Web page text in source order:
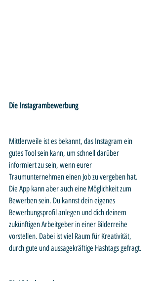
Die Instagrambewerbung
Mittlerweile ist es bekannt, das Instagram ein
gutes Tool sein kann, um schnell darüber
informiert zu sein, wenn eurer
Traumunternehmen einen Job zu vergeben hat.
Die App kann aber auch eine Möglichkeit zum
Bewerben sein. Du kannst dein eigenes
Bewerbungsprofil anlegen und dich deinem
zukünftigen Arbeitgeber in einer Bilderreihe
vorstellen. Dabei ist viel Raum für Kreativität,
durch gute und aussagekräftige Hashtags gefragt.